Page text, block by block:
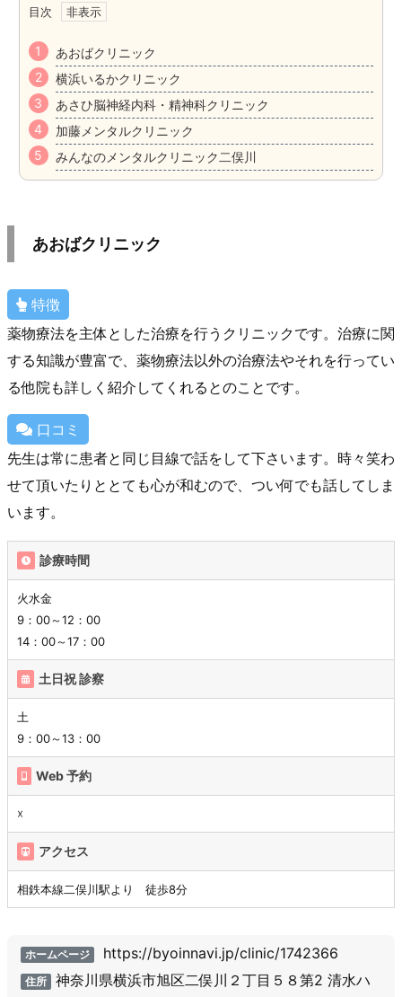
目次
あおばクリニック
横浜いるかクリニック
あさひ脳神経内科・精神科クリニック
加藤メンタルクリニック
みんなのメンタルクリニック二俣川
あおばクリニック
特徴
薬物療法を主体とした治療を行うクリニックです。治療に関
する知識が豊富で、薬物療法以外の治療法やそれを行ってい
る他院も詳しく紹介してくれるとのことです。
口コミ
先生は常に患者と同じ目線で話をして下さいます。時々笑わ
せて頂いたりととても心が和むので、つい何でも話してしま
います。
診療時間
火水金
9：00～12：00
14：00～17：00
土日祝 診察
土
9：00～13：00
Web 予約
☓
アクセス
相鉄本線二俣川駅より 徒歩8分
ホームページ https://byoinnavi.jp/clinic/1742366
住所 神奈川県横浜市旭区二俣川２丁目５８第2 清水ハ